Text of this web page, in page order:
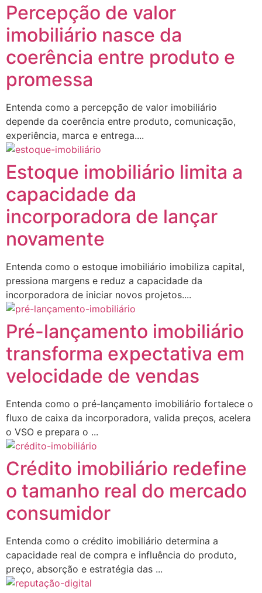
Percepção de valor
imobiliário nasce da
coerência entre produto e
promessa
Entenda como a percepção de valor imobiliário
depende da coerência entre produto, comunicação,
experiência, marca e entrega....
Estoque imobiliário limita a
capacidade da
incorporadora de lançar
novamente
Entenda como o estoque imobiliário imobiliza capital,
pressiona margens e reduz a capacidade da
incorporadora de iniciar novos projetos....
Pré-lançamento imobiliário
transforma expectativa em
velocidade de vendas
Entenda como o pré-lançamento imobiliário fortalece o
fluxo de caixa da incorporadora, valida preços, acelera
o VSO e prepara o ...
Crédito imobiliário redefine
o tamanho real do mercado
consumidor
Entenda como o crédito imobiliário determina a
capacidade real de compra e influência do produto,
preço, absorção e estratégia das ...